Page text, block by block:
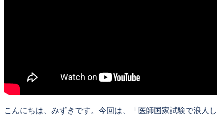
こんにちは、みずきです。今回は、「医師国家試験で浪人し